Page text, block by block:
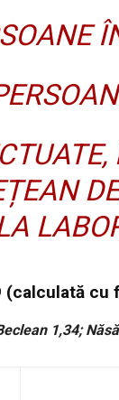
(calculată
1,34;